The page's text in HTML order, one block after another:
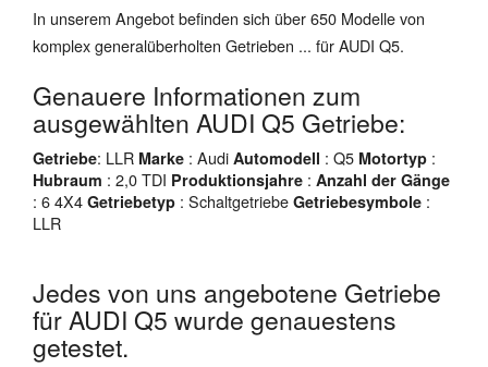
In unserem Angebot befinden sich über 650 Modelle von
komplex generalüberholten Getrieben ... für AUDI Q5.
Genauere Informationen zum
ausgewählten AUDI Q5 Getriebe:
Getriebe: LLR Marke : Audi Automodell : Q5 Motortyp :
Hubraum : 2,0 TDI Produktionsjahre : Anzahl der Gänge
: 6 4X4 Getriebetyp : Schaltgetriebe Getriebesymbole :
LLR
Jedes von uns angebotene Getriebe
für AUDI Q5 wurde genauestens
getestet.